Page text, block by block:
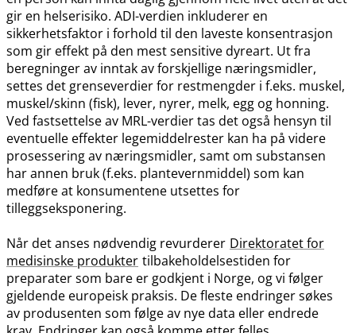
gir en helserisiko. ADI-verdien inkluderer en
sikkerhetsfaktor i forhold til den laveste konsentrasjon
som gir effekt på den mest sensitive dyreart. Ut fra
beregninger av inntak av forskjellige næringsmidler,
settes det grenseverdier for restmengder i f.eks. muskel,
muskel​/​skinn (fisk), lever, nyrer, melk, egg og honning.
Ved fastsettelse av MRL-verdier tas det også hensyn til
eventuelle effekter legemiddelrester kan ha på videre
prosessering av næringsmidler, samt om substansen
har annen bruk (f.eks. plantevernmiddel) som kan
medføre at konsumentene utsettes for
tilleggseksponering.
Når det anses nødvendig revurderer Direktoratet for
medisinske produkter tilbakeholdelsestiden for
preparater som bare er godkjent i Norge, og vi følger
gjeldende europeisk praksis. De fleste endringer søkes
av produsenten som følge av nye data eller endrede